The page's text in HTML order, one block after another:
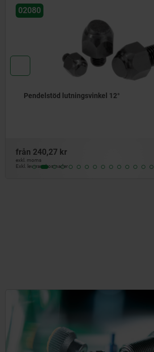
02080
Pendelstöd lutningsvinkel 12°
från 240,27 kr
exkl. moms
Exkl. leveranskostnader